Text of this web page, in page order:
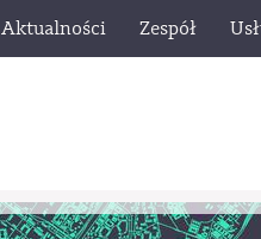
Aktualności Zespół